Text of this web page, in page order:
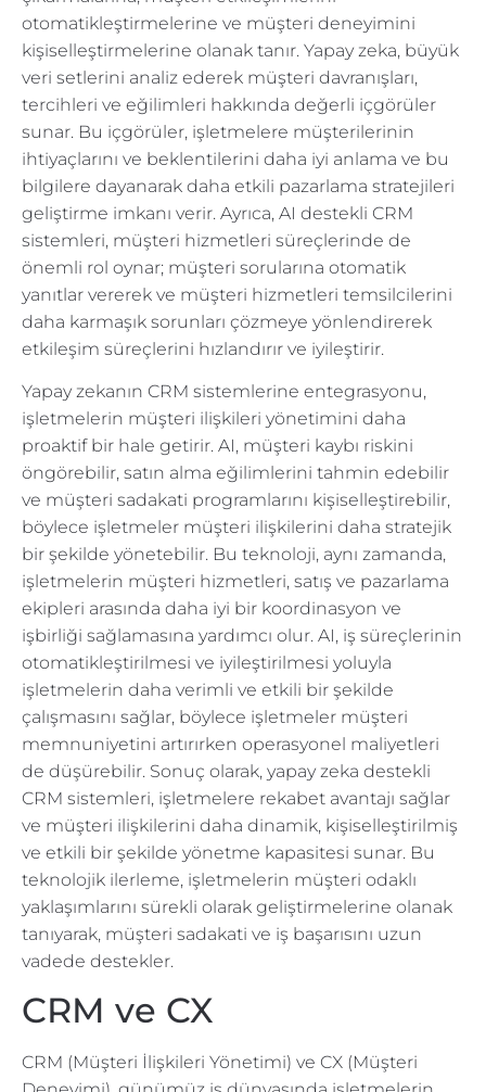
otomatikleştirmelerine ve müşteri deneyimini
kişiselleştirmelerine olanak tanır. Yapay zeka, büyük
veri setlerini analiz ederek müşteri davranışları,
tercihleri ve eğilimleri hakkında değerli içgörüler
sunar. Bu içgörüler, işletmelere müşterilerinin
ihtiyaçlarını ve beklentilerini daha iyi anlama ve bu
bilgilere dayanarak daha etkili pazarlama stratejileri
geliştirme imkanı verir. Ayrıca, AI destekli CRM
sistemleri, müşteri hizmetleri süreçlerinde de
önemli rol oynar; müşteri sorularına otomatik
yanıtlar vererek ve müşteri hizmetleri temsilcilerini
daha karmaşık sorunları çözmeye yönlendirerek
etkileşim süreçlerini hızlandırır ve iyileştirir.
Yapay zekanın CRM sistemlerine entegrasyonu,
işletmelerin müşteri ilişkileri yönetimini daha
proaktif bir hale getirir. AI, müşteri kaybı riskini
öngörebilir, satın alma eğilimlerini tahmin edebilir
ve müşteri sadakati programlarını kişiselleştirebilir,
böylece işletmeler müşteri ilişkilerini daha stratejik
bir şekilde yönetebilir. Bu teknoloji, aynı zamanda,
işletmelerin müşteri hizmetleri, satış ve pazarlama
ekipleri arasında daha iyi bir koordinasyon ve
işbirliği sağlamasına yardımcı olur. AI, iş süreçlerinin
otomatikleştirilmesi ve iyileştirilmesi yoluyla
işletmelerin daha verimli ve etkili bir şekilde
çalışmasını sağlar, böylece işletmeler müşteri
memnuniyetini artırırken operasyonel maliyetleri
de düşürebilir. Sonuç olarak, yapay zeka destekli
CRM sistemleri, işletmelere rekabet avantajı sağlar
ve müşteri ilişkilerini daha dinamik, kişiselleştirilmiş
ve etkili bir şekilde yönetme kapasitesi sunar. Bu
teknolojik ilerleme, işletmelerin müşteri odaklı
yaklaşımlarını sürekli olarak geliştirmelerine olanak
tanıyarak, müşteri sadakati ve iş başarısını uzun
vadede destekler.
CRM ve CX
CRM (Müşteri İlişkileri Yönetimi) ve CX (Müşteri